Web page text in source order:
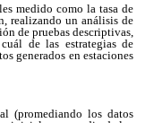
medido como la tasa de
realizando un análisis de
de pruebas descriptivas,
de las estrategias de
generados en estaciones
(promediando los datos